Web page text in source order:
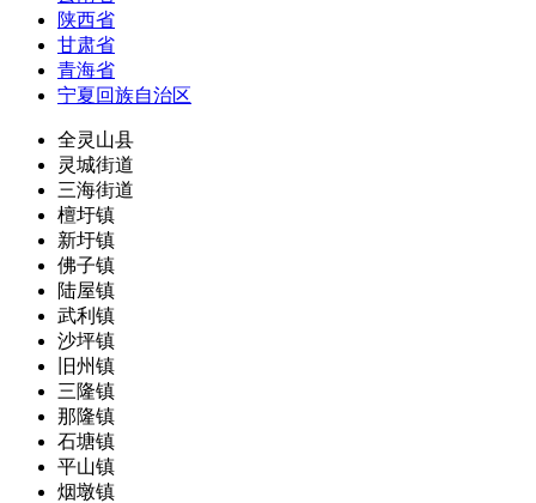
陕西省
甘肃省
青海省
宁夏回族自治区
全灵山县
灵城街道
三海街道
檀圩镇
新圩镇
佛子镇
陆屋镇
武利镇
沙坪镇
旧州镇
三隆镇
那隆镇
石塘镇
平山镇
烟墩镇